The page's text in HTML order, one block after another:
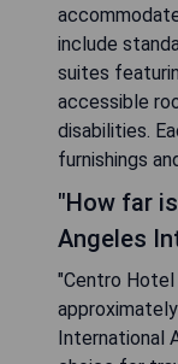
include
suites
accessible
disabilities.
furnishings
"How far
Angeles
"Centro
International